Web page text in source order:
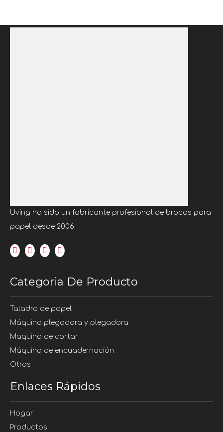
Uving ha sido un fabricante profesional de brocas para
papel desde 2006.
Categoria De Producto
Taladro de papel
Máquina plegadora y plegadora
Maquina de cortar
Máquina de encuadernación
Otros
Enlaces Rápidos
Hogar
Productos